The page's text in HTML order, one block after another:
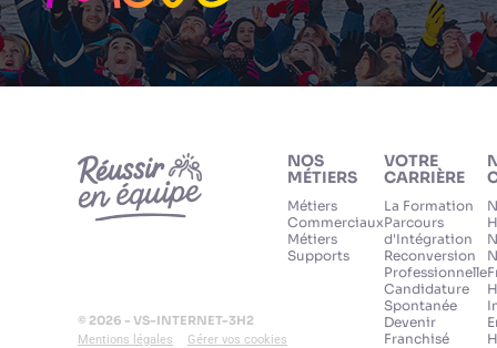
© 2026 - VS-INTERNET-3H2
Mentions légales Gérer vos cookies
NOS
MÉTIERS
Métiers
Commerciaux
Métiers
Supports
VOTRE
CARRIÈRE
La Formation
Parcours
d'Intégration
Reconversion
Professionnelle
Candidature
Spontanée
Devenir
Franchisé